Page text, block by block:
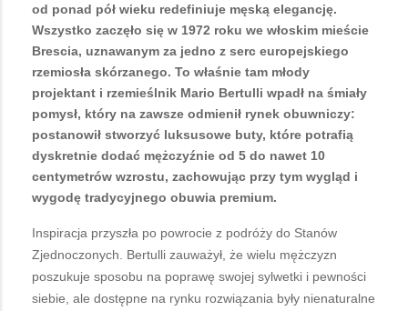
od ponad pół wieku redefiniuje męską elegancję.
Wszystko zaczęło się w 1972 roku we włoskim mieście
Brescia, uznawanym za jedno z serc europejskiego
rzemiosła skórzanego. To właśnie tam młody
projektant i rzemieślnik Mario Bertulli wpadł na śmiały
pomysł, który na zawsze odmienił rynek obuwniczy:
postanowił stworzyć luksusowe buty, które potrafią
dyskretnie dodać mężczyźnie od 5 do nawet 10
centymetrów wzrostu, zachowując przy tym wygląd i
wygodę tradycyjnego obuwia premium.
Inspiracja przyszła po powrocie z podróży do Stanów
Zjednoczonych. Bertulli zauważył, że wielu mężczyzn
poszukuje sposobu na poprawę swojej sylwetki i pewności
siebie, ale dostępne na rynku rozwiązania były nienaturalne